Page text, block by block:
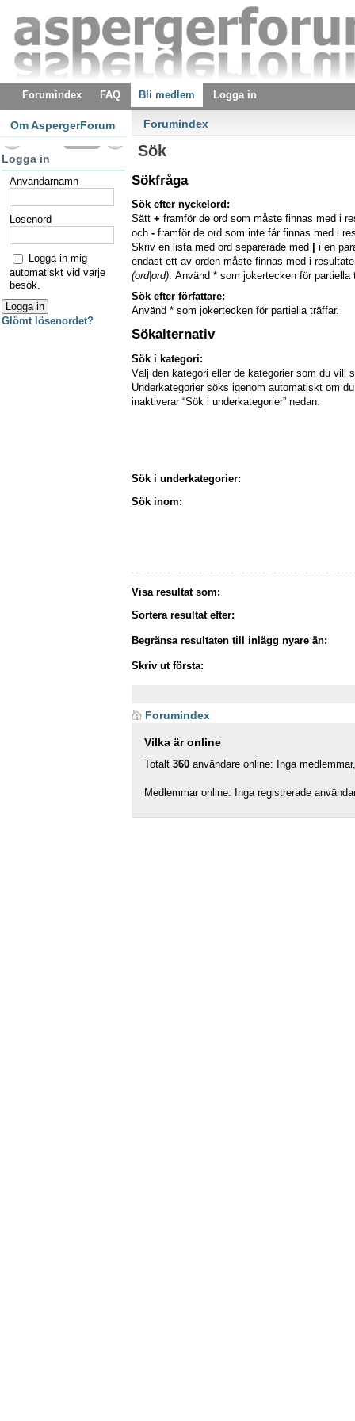
Forumindex FAQ Bli medlem Logga in
Forumindex
Sök
Sökfråga
Sök efter nyckelord:
Sätt + framför de ord som måste finnas med i
och - framför de ord som inte får finnas med i
Skriv en lista med ord separerade med
i en
endast ett av orden måste finnas med i
(ord|ord) . Använd * som jokertecken för partiella
Sök efter författare:
Använd * som jokertecken för partiella träffar.
Sökalternativ
Sök i kategori:
Välj den kategori eller de kategorier som du vill
Underkategorier söks igenom automatiskt om
inaktiverar “Sök i underkategorier” nedan.
Sök i underkategorier:
Sök inom:
Visa resultat som:
Sortera resultat efter:
Begränsa resultaten till inlägg nyare än:
Skriv ut första:
Forumindex
Vilka är online
Totalt 360 användare online: Inga
Medlemmar online: Inga registrerade
Om AspergerForum
Logga in
Användarnamn
Lösenord
Logga in mig
automatiskt vid varje
besök.
Glömt lösenordet?